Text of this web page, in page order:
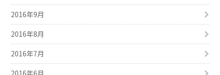
2016年9月
2016年8月
2016年7月
2016年6月